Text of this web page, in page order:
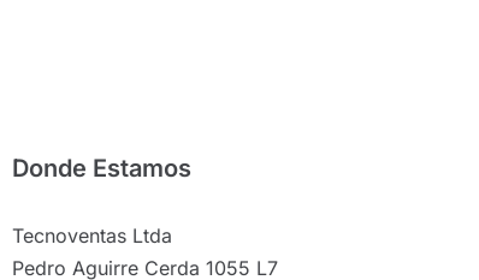
Donde Estamos
Tecnoventas Ltda
Pedro Aguirre Cerda 1055 L7